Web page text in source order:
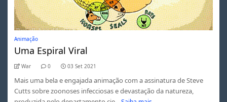
Animação
Uma Espiral Viral
War 0 03 Set 2021
Mais uma bela e engajada animação com a assinatura de Steve
Cutts sobre zoonoses infecciosas e devastação da natureza,